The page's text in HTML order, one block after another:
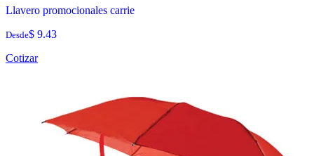
Llavero promocionales carrie
Desde$ 9.43
Cotizar